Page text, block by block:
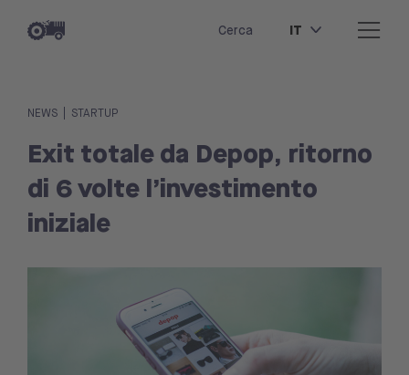
Cerca IT
NEWS STARTUP
Exit totale da Depop, ritorno
di 6 volte l’investimento
iniziale